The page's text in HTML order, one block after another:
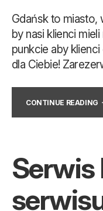
Gdańsk to
by nasi klienci
punkcie aby
dla Ciebie!
CONTINUE READING
Serwis